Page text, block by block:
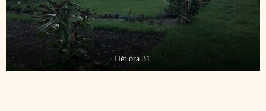
Hét óra 31′